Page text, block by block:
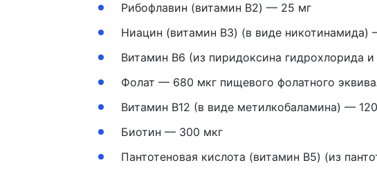
Рибофлавин (витамин B2) — 25 мг
Ниацин (витамин B3) (в виде никотинамида)
Витамин B6 (из пиридоксина гидрохлорида
Фолат — 680 мкг пищевого фолатного
Витамин B12 (в виде метилкобаламина) —
Биотин — 300 мкг
Пантотеновая кислота (витамин B5) (из